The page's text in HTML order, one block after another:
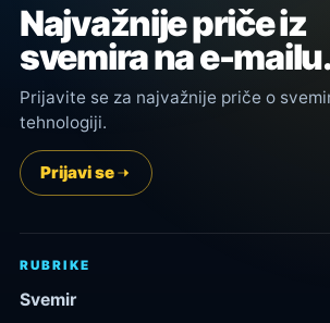
Najvažnije priče iz
svemira na e-mailu.
Prijavite se za najvažnije priče o
tehnologiji.
Prijavi se
RUBRIKE
Svemir